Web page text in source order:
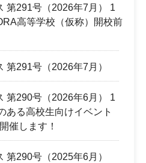
第291号（2026年7月） 1
高等学校（仮称）開校前
第291号（2026年7月）
第290号（2026年6月） 1
ある高校生向けイベント
催します！
第290号（2025年6月）